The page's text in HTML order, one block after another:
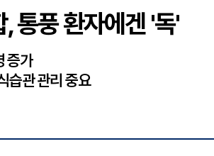
통풍 환자에겐 '독'
증가
습관 관리 중요